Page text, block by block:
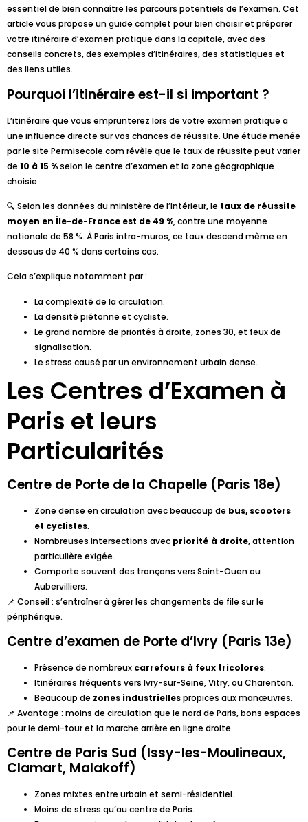
essentiel de bien connaître les parcours potentiels de l’examen. Cet
article vous propose un guide complet pour bien choisir et préparer
votre itinéraire d’examen pratique dans la capitale, avec des
conseils concrets, des exemples d’itinéraires, des statistiques et
des liens utiles.
Pourquoi l’itinéraire est-il si important ?
L’itinéraire que vous emprunterez lors de votre examen pratique a
une influence directe sur vos chances de réussite. Une étude menée
par le site Permisecole.com révèle que le taux de réussite peut varier
de 10 à 15 %selon le centre d’examen et la zone géographique
choisie.
🔍 Selon les données du ministère de l’Intérieur, le taux de réussite
moyen en Île-de-France est de 49 %, contre une moyenne
nationale de 58 %. À Paris intra-muros, ce taux descend même en
dessous de 40 % dans certains cas.
Cela s’explique notamment par :
La complexité de la circulation.
La densité piétonne et cycliste.
Le grand nombre de priorités à droite, zones 30, et feux de
signalisation.
Le stress causé par un environnement urbain dense.
Les Centres d’Examen à
Paris et leurs
Particularités
Centre de Porte de la Chapelle (Paris 18e)
Zone dense en circulation avec beaucoup de bus, scooters
et cyclistes.
Nombreuses intersections avec priorité à droite, attention
particulière exigée.
Comporte souvent des tronçons vers Saint-Ouen ou
Aubervilliers.
📌 Conseil : s’entraîner à gérer les changements de file sur le
périphérique.
Centre d’examen de Porte d’Ivry (Paris 13e)
Présence de nombreux carrefours à feux tricolores.
Itinéraires fréquents vers Ivry-sur-Seine, Vitry, ou Charenton.
Beaucoup de zones industriellespropices aux manœuvres.
📌 Avantage : moins de circulation que le nord de Paris, bons espaces
pour le demi-tour et la marche arrière en ligne droite.
Centre de Paris Sud (Issy-les-Moulineaux,
Clamart, Malakoff)
Zones mixtes entre urbain et semi-résidentiel.
Moins de stress qu’au centre de Paris.